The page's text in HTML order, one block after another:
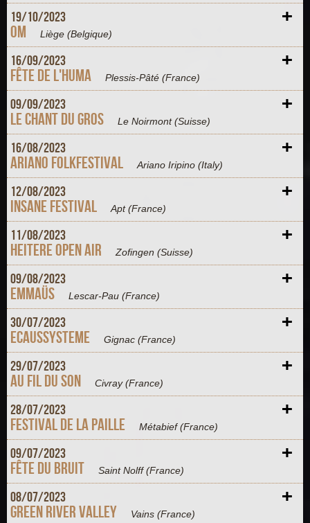
19/10/2023
OM Liège (Belgique) +
16/09/2023
Fête de l'Huma Plessis-Pâté (France) +
09/09/2023
Le Chant du gros Le Noirmont (Suisse) +
16/08/2023
Ariano folkfestival Ariano Iripino (Italy) +
12/08/2023
Insane Festival Apt (France) +
11/08/2023
Heitere Open Air Zofingen (Suisse) +
09/08/2023
Emmaüs Lescar-Pau (France) +
30/07/2023
Ecaussysteme Gignac (France) +
29/07/2023
Au Fil du Son Civray (France) +
28/07/2023
Festival de la Paille Métabief (France) +
09/07/2023
Fête du Bruit Saint Nolff (France) +
08/07/2023
Green River Valley Vains (France) +